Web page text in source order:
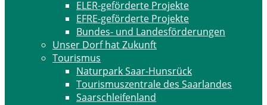
ELER-geförderte Projekte
EFRE-geförderte Projekte
Bundes- und Landesförderungen
Unser Dorf hat Zukunft
Tourismus
Naturpark Saar-Hunsrück
Tourismuszentrale des Saarlandes
Saarschleifenland